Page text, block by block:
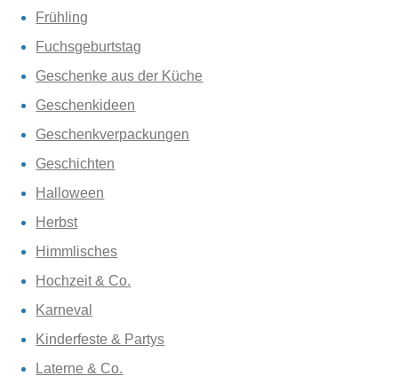
Frühling
Fuchsgeburtstag
Geschenke aus der Küche
Geschenkideen
Geschenkverpackungen
Geschichten
Halloween
Herbst
Himmlisches
Hochzeit & Co.
Karneval
Kinderfeste & Partys
Laterne & Co.